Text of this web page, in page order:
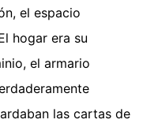
el espacio
hogar era su
el armario
las cartas de